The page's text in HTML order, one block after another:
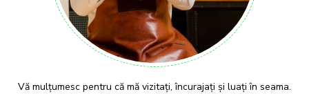
Vă mulțumesc pentru că mă vizitați, încurajați și luați în seama.